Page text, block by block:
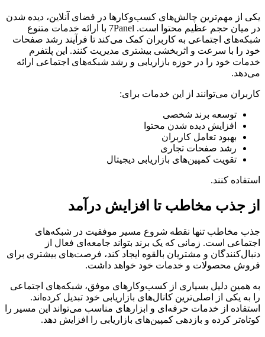
یکی از مهم‌ترین چالش‌های کسب‌وکارها در فضای آنلاین، دیده شدن
در میان حجم عظیم محتوا است. 7Panel با ارائه خدمات متنوع
شبکه‌های اجتماعی به کاربران کمک می‌کند تا فرآیند رشد صفحات
خود را با سرعت و اثربخشی بیشتری مدیریت کنند. این پلتفرم
خدمات خود را در حوزه بازاریابی و رشد شبکه‌های اجتماعی ارائه
می‌دهد.
کاربران می‌توانند از این خدمات برای:
توسعه برند شخصی
افزایش دیده شدن محتوا
بهبود تعامل کاربران
رشد صفحات تجاری
تقویت کمپین‌های بازاریابی دیجیتال
استفاده کنند.
از جذب مخاطب تا افزایش درآمد
جذب مخاطب تنها نقطه شروع مسیر موفقیت در شبکه‌های
اجتماعی است. زمانی که یک برند بتواند جامعه‌ای فعال از
دنبال‌کنندگان و مشتریان بالقوه ایجاد کند، فرصت‌های بیشتری برای
فروش محصولات و خدمات خود خواهد داشت.
به همین دلیل بسیاری از کسب‌وکارهای موفق، شبکه‌های اجتماعی
را به یکی از اصلی‌ترین کانال‌های بازاریابی خود تبدیل کرده‌اند.
استفاده از خدمات حرفه‌ای و ابزارهای مناسب می‌تواند این مسیر را
کوتاه‌تر کرده و بازدهی کمپین‌های بازاریابی را افزایش دهد.